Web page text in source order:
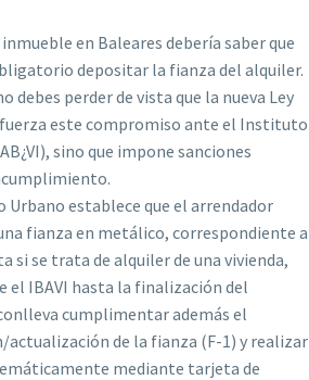
en Baleares debería saber que
depositar la fianza del alquiler.
debes perder de vista que la nueva Ley
este compromiso ante el Instituto
sino que impone sanciones
Urbano establece que el arrendador
fianza en metálico, correspondiente a
si se trata de alquiler de una vivienda,
el IBAVI hasta la finalización del
cumplimentar además el
de la fianza (F-1) y realizar
mediante tarjeta de